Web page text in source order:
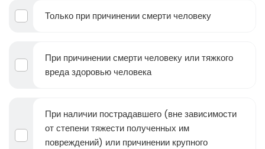
Только при причинении смерти человеку
При причинении смерти человеку или тяжкого
вреда здоровью человека
При наличии пострадавшего (вне зависимости
от степени тяжести полученных им
повреждений) или причинении крупного